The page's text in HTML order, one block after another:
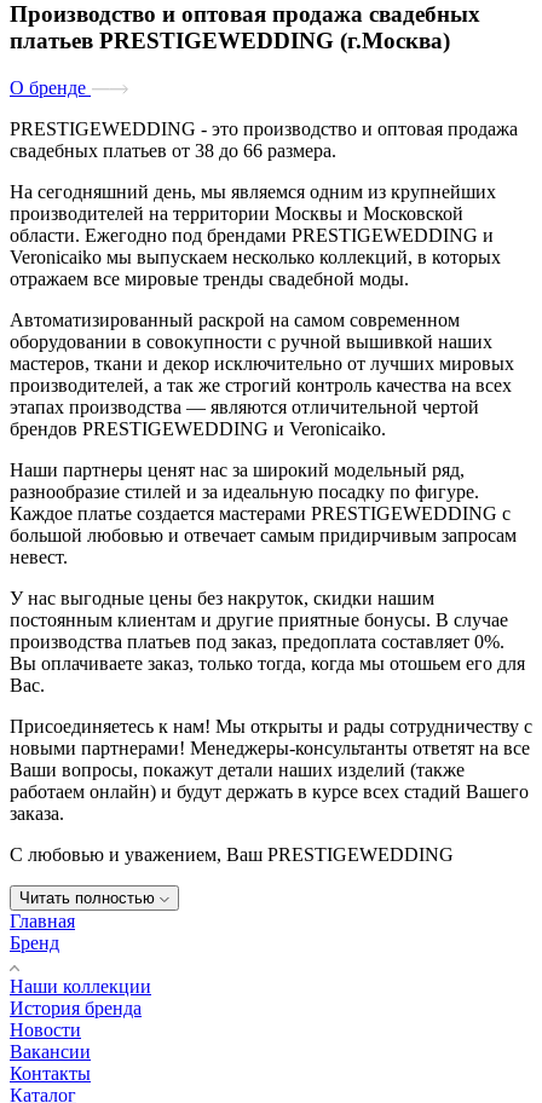
Производство и оптовая продажа свадебных
платьев PRESTIGEWEDDING (г.Москва)
О бренде
PRESTIGEWEDDING - это производство и оптовая продажа
свадебных платьев от 38 до 66 размера.
На сегодняшний день, мы являемся одним из крупнейших
производителей на территории Москвы и Московской
области. Ежегодно под брендами PRESTIGEWEDDING и
Veronicaiko мы выпускаем несколько коллекций, в которых
отражаем все мировые тренды свадебной моды.
Автоматизированный раскрой на самом современном
оборудовании в совокупности с ручной вышивкой наших
мастеров, ткани и декор исключительно от лучших мировых
производителей, а так же строгий контроль качества на всех
этапах производства — являются отличительной чертой
брендов PRESTIGEWEDDING и Veronicaiko.
Наши партнеры ценят нас за широкий модельный ряд,
разнообразие стилей и за идеальную посадку по фигуре.
Каждое платье создается мастерами PRESTIGEWEDDING с
большой любовью и отвечает самым придирчивым запросам
невест.
У нас выгодные цены без накруток, скидки нашим
постоянным клиентам и другие приятные бонусы. В случае
производства платьев под заказ, предоплата составляет 0%.
Вы оплачиваете заказ, только тогда, когда мы отошьем его для
Вас.
Присоединяетесь к нам! Мы открыты и рады сотрудничеству с
новыми партнерами! Менеджеры-консультанты ответят на все
Ваши вопросы, покажут детали наших изделий (также
работаем онлайн) и будут держать в курсе всех стадий Вашего
заказа.
С любовью и уважением, Ваш PRESTIGEWEDDING
Читать полностью
Главная
Бренд
Наши коллекции
История бренда
Новости
Вакансии
Контакты
Каталог